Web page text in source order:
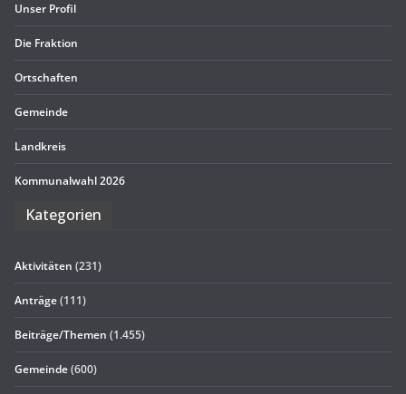
Unser Pro­fil
Die Frak­tion
Ort­schaf­ten
Gemeinde
Land­kreis
Kom­mu­nal­wahl 2026
Kate­go­rien
Aktivitäten (231)
Anträge(111)
Beiträge/Themen (1.455)
Gemeinde(600)